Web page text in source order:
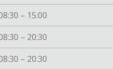
– 15:00
– 20:30
– 20:30